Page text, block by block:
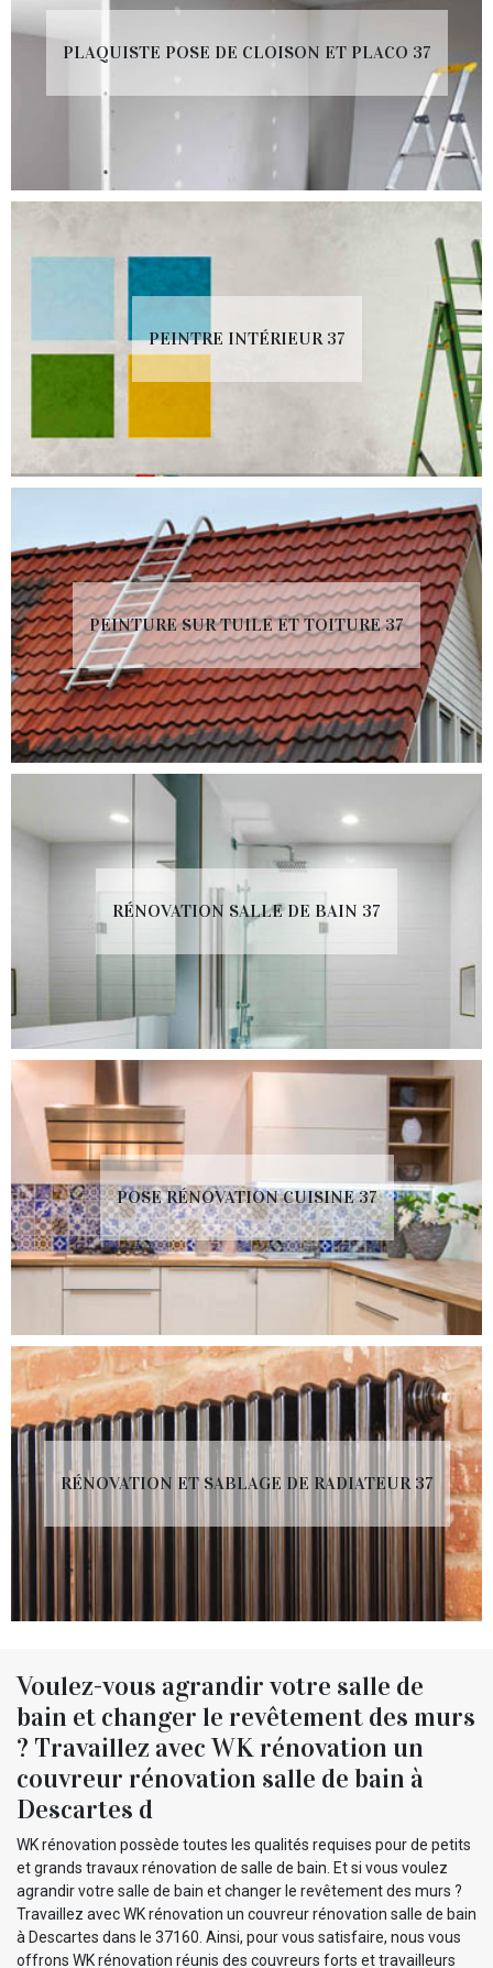
PLAQUISTE POSE DE CLOISON ET PLACO 37
PEINTRE INTÉRIEUR 37
PEINTURE SUR TUILE ET TOITURE 37
RÉNOVATION SALLE DE BAIN 37
POSE RÉNOVATION CUISINE 37
RÉNOVATION ET SABLAGE DE RADIATEUR 37
Voulez-vous agrandir votre salle de
bain et changer le revêtement des murs
? Travaillez avec WK rénovation un
couvreur rénovation salle de bain à
Descartes d
WK rénovation possède toutes les qualités requises pour de petits
et grands travaux rénovation de salle de bain. Et si vous voulez
agrandir votre salle de bain et changer le revêtement des murs ?
Travaillez avec WK rénovation un couvreur rénovation salle de bain
à Descartes dans le 37160. Ainsi, pour vous satisfaire, nous vous
offrons WK rénovation réunis des couvreurs forts et travailleurs